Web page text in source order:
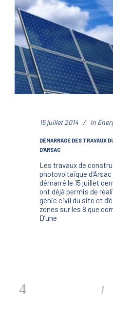
15 juillet 2014 In
DÉMARRAGE DES TRAVAUX
D’ARSAC
Les travaux de
photovoltaïque
démarré le 15 juillet
ont déjà permis de
génie civil du site et
zones sur les 8 que
D’une
1